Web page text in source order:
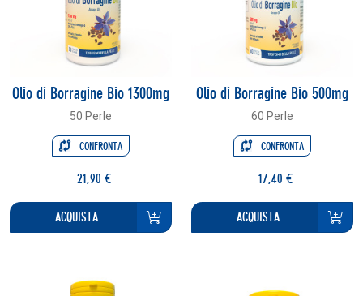
Olio di Borragine Bio 1300mg
50 Perle
CONFRONTA
21,90 €
ACQUISTA
Olio di Borragine Bio 500mg
60 Perle
CONFRONTA
17,40 €
ACQUISTA